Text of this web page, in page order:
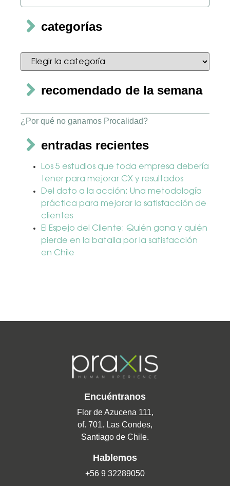
categorías
recomendado de la semana
¿Por qué no ganamos Procalidad?
entradas recientes
Los 5 estudios que toda empresa debería
tener para mejorar CX y resultados
Del dato a la acción: Una metodología
práctica para mejorar la satisfacción de
clientes
El Espejo del Cliente: Quién gana y quién
pierde en la batalla por la satisfacción
en Chile
Encuéntranos
Flor de Azucena 111,
of. 701. Las Condes,
Santiago de Chile.
Hablemos
+56 9 32289050